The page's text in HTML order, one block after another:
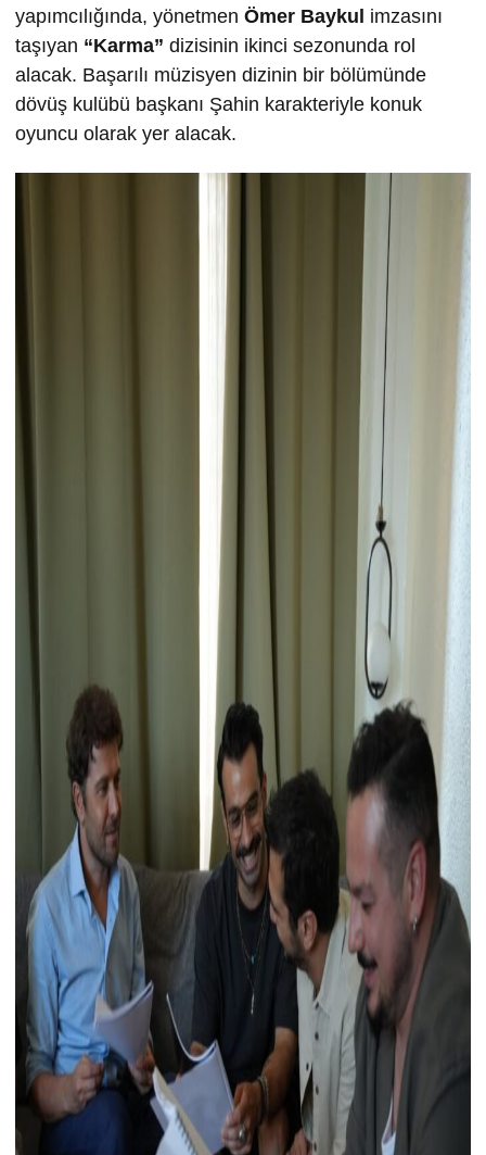
yapımcılığında, yönetmen Ömer Baykul imzasını
taşıyan “Karma” dizisinin ikinci sezonunda rol
alacak. Başarılı müzisyen dizinin bir bölümünde
dövüş kulübü başkanı Şahin karakteriyle konuk
oyuncu olarak yer alacak.